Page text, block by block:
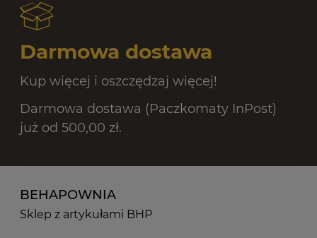
Darmowa dostawa
Kup więcej i oszczędzaj więcej!
Darmowa dostawa (Paczkomaty InPost)
już od 500,00 zł.
BEHAPOWNIA
Sklep z artykułami BHP